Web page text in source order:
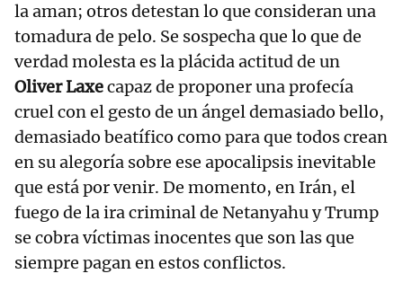
la aman; otros detestan lo que consideran una
tomadura de pelo. Se sospecha que lo que de
verdad molesta es la plácida actitud de un
Oliver Laxecapaz de proponer una profecía
cruel con el gesto de un ángel demasiado bello,
demasiado beatífico como para que todos crean
en su alegoría sobre ese apocalipsis inevitable
que está por venir. De momento, en Irán, el
fuego de la ira criminal de Netanyahu y Trump
se cobra víctimas inocentes que son las que
siempre pagan en estos conflictos.